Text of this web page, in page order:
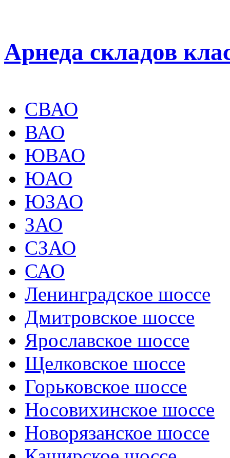
Арнеда складов
СВАО
ВАО
ЮВАО
ЮАО
ЮЗАО
ЗАО
СЗАО
САО
Ленинградское шоссе
Дмитровское шоссе
Ярославское шоссе
Щелковское шоссе
Горьковское шоссе
Носовихинское шоссе
Новорязанское шоссе